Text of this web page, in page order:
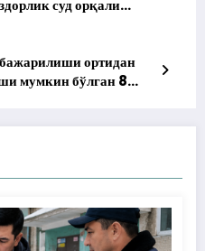
суд орқали
ортидан
мумкин бўлган 8